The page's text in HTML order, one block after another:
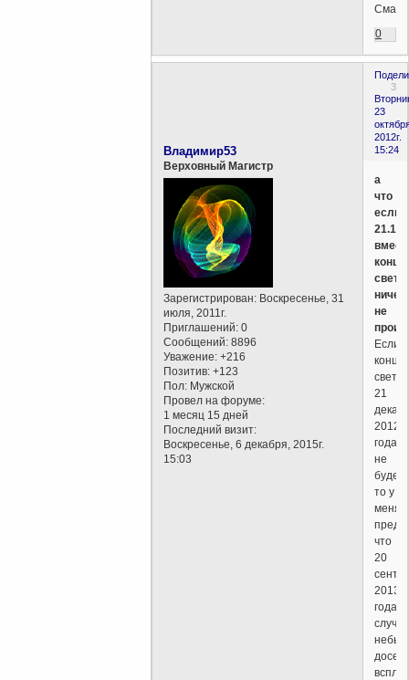
0
3
23
2012г.
15:24
Владимир53
Верховный Магистр
Зарегистрирован: Воскресенье, 31
июля, 2011г.
Приглашений: 0
Сообщений: 8896
Уважение: +216
Позитив: +123
Пол: Мужской
Провел на форуме:
1 месяц 15 дней
Последний визит:
Воскресенье, 6 декабря, 2015г.
15:03
а
что
если
конца
света
не
Если
конца
света
21
2012
года
не
будет,
то у
меня
что
20
2013
года